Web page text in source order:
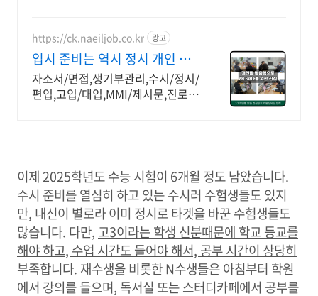
https://ck.naeiljob.co.kr 광고
입시 준비는 역시 정시 개인 맞
춤형 입시 컨설팅
자소서/면접,생기부관리,수시/정시/
편입,고입/대입,MMI/제시문,진로
이제 2025학년도 수능 시험이 6개월 정도 남았습니다.
수시 준비를 열심히 하고 있는 수시러 수험생들도 있지
만, 내신이 별로라 이미 정시로 타겟을 바꾼 수험생들도
많습니다. 다만, 고3이라는 학생 신분때문에 학교 등교를
해야 하고, 수업 시간도 들어야 해서, 공부 시간이 상당히
부족합니다. 재수생을 비롯한 N수생들은 아침부터 학원
에서 강의를 들으며, 독서실 또는 스터디카페에서 공부를